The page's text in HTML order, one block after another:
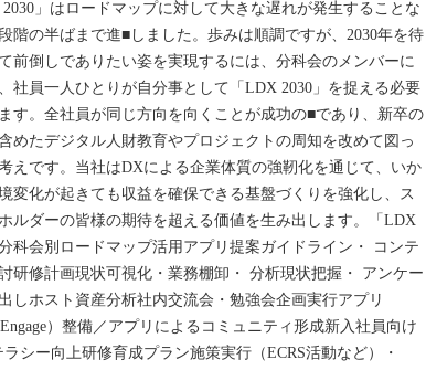
2030」はロードマップに対して大きな遅れが発生することな
階の半ばまで進■しました。歩みは順調ですが、2030年を待
前倒しでありたい姿を実現するには、分科会のメンバーに
社員一人ひとりが自分事として「LDX 2030」を捉える必要
す。全社員が同じ方向を向くことが成功の■であり、新卒の
めたデジタル人財教育やプロジェクトの周知を改めて図っ
えです。当社はDXによる企業体質の強靭化を通じて、いか
変化が起きても収益を確保できる基盤づくりを強化し、ス
ルダーの皆様の期待を超える価値を生み出します。「LDX
科会別ロードマップ活用アプリ提案ガイドライン・ コンテ
研修計画現状可視化・業務棚卸・ 分析現状把握・ アンケー
出しホスト資産分析社内交流会・勉強会企画実行アプリ
Engage）整備／アプリによるコミュニティ形成新入社員向け
シー向上研修育成プラン施策実行（ECRS活動など）・